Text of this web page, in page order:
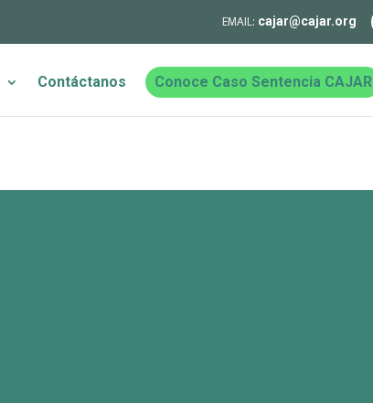
cajar@cajar.org
Contáctanos Conoce Caso Sentencia CAJAR